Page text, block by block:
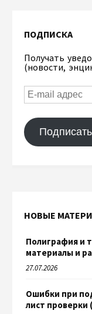
ПОДПИСКА
Получать
(новости,
НОВЫЕ
Полиграфия и
материалы и
27.07.2026
Ошибки при
лист проверки